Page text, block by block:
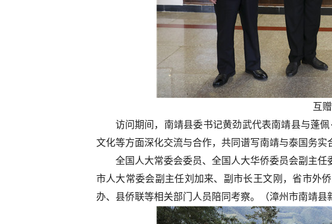
互
访问期间，南靖县委书记黄劲武代表南靖县与蓬
文化等方面深化交流与合作，共同谱写南靖与泰国务实
全国人大常委会委员、全国人大华侨委员会副主
市人大常委会副主任刘加来、副市长王文刚，省市外
办、县侨联等相关部门人员陪同考察。（漳州市南靖